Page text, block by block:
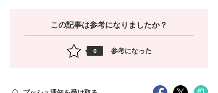
この記事は参考になりましたか？
0 参考になった